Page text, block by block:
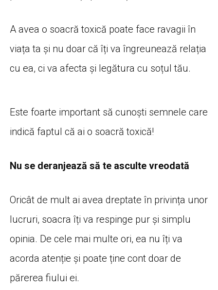
A avea o soacră toxică poate face ravagii în
viața ta și nu doar că îți va îngreunează relația
cu ea, ci va afecta și legătura cu soțul tău.
Este foarte important să cunoști semnele care
indică faptul că ai o soacră toxică!
Nu se deranjează să te asculte vreodată
Oricât de mult ai avea dreptate în privința unor
lucruri, soacra îți va respinge pur și simplu
opinia. De cele mai multe ori, ea nu îți va
acorda atenție și poate ține cont doar de
părerea fiului ei.